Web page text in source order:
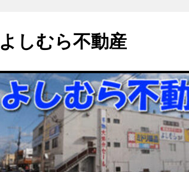
よしむら不動産